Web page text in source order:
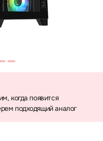
когда появится
подходящий аналог